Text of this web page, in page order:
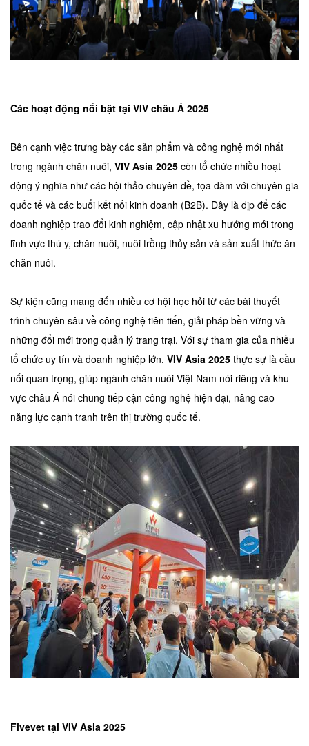
Các hoạt động nổi bật tại VIV châu Á 2025
Bên cạnh việc trưng bày các sản phẩm và công nghệ mới nhất
trong ngành chăn nuôi, VIV Asia 2025 còn tổ chức nhiều hoạt
động ý nghĩa như các hội thảo chuyên đề, tọa đàm với chuyên gia
quốc tế và các buổi kết nối kinh doanh (B2B). Đây là dịp để các
doanh nghiệp trao đổi kinh nghiệm, cập nhật xu hướng mới trong
lĩnh vực thú y, chăn nuôi, nuôi trồng thủy sản và sản xuất thức ăn
chăn nuôi.
Sự kiện cũng mang đến nhiều cơ hội học hỏi từ các bài thuyết
trình chuyên sâu về công nghệ tiên tiến, giải pháp bền vững và
những đổi mới trong quản lý trang trại. Với sự tham gia của nhiều
tổ chức uy tín và doanh nghiệp lớn, VIV Asia 2025 thực sự là cầu
nối quan trọng, giúp ngành chăn nuôi Việt Nam nói riêng và khu
vực châu Á nói chung tiếp cận công nghệ hiện đại, nâng cao
năng lực cạnh tranh trên thị trường quốc tế.
Fivevet tại VIV Asia 2025